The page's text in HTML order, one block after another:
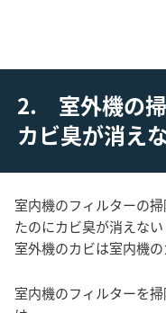
2. 室外機の掃
カビ臭が消え
室内機のフィルターの
たのにカビ臭が消えな
室外機のカビは室内機の
室内機のフィルターを